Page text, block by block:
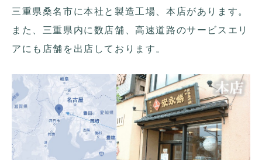
三重県桑名市に本社と製造工場、本店があります。
また、三重県内に数店舗、高速道路のサービスエリ
アにも店舗を出店しております。